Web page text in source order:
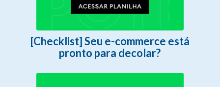
[Checklist] Seu e-commerce está
pronto para decolar?